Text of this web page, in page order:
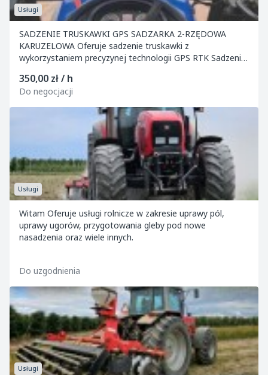
Usługi
SADZENIE TRUSKAWKI GPS SADZARKA 2-RZĘDOWA
KARUZELOWA Oferuje sadzenie truskawki z
wykorzystaniem precyzynej technologii GPS RTK Sadzenie
350,00 zł / h
Do negocjacji
Usługi
Witam Oferuje usługi rolnicze w zakresie uprawy pól,
uprawy ugorów, przygotowania gleby pod nowe
nasadzenia oraz wiele innych.
Do uzgodnienia
Usługi